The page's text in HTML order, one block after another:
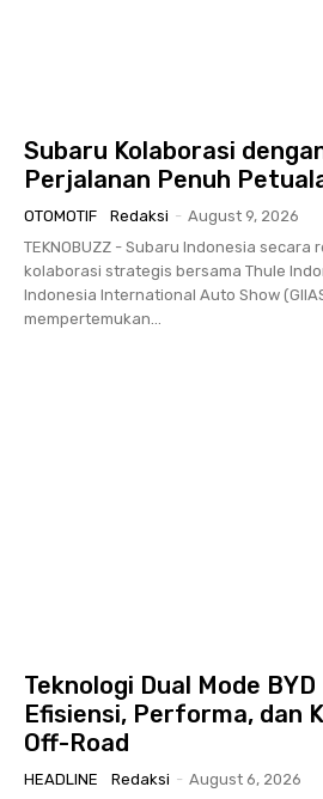
Subaru Kolaborasi
Perjalanan Penuh
OTOMOTIF Redaksi - August 9, 2026
TEKNOBUZZ - Subaru Indonesia secara
kolaborasi strategis bersama Thule
Indonesia International Auto Show
mempertemukan...
Teknologi Dual Mode
Efisiensi, Performa, dan
Off-Road
HEADLINE Redaksi - August 6, 2026